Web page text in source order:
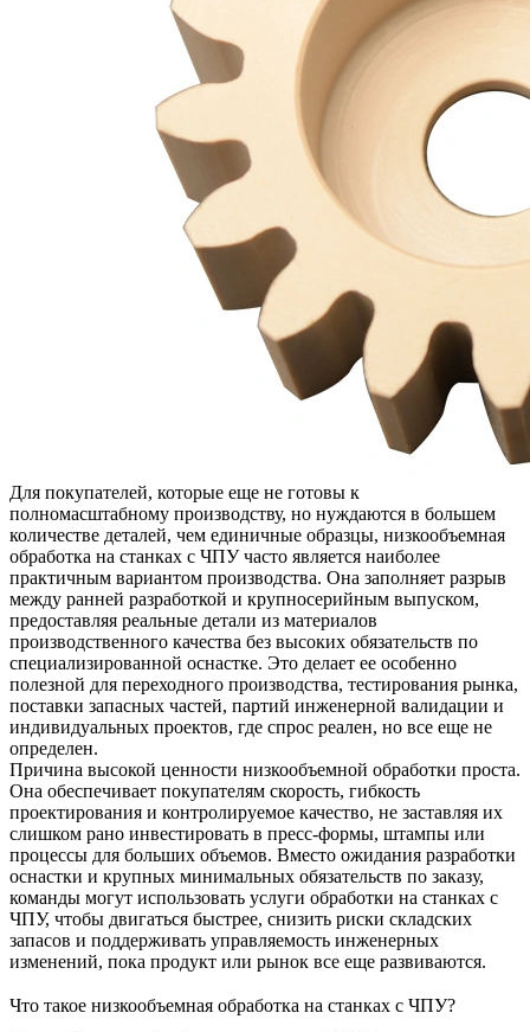
Для покупателей, которые еще не готовы к
полномасштабному производству, но нуждаются в большем
количестве деталей, чем единичные образцы, низкообъемная
обработка на станках с ЧПУчасто является наиболее
практичным вариантом производства. Она заполняет разрыв
между ранней разработкой и крупносерийным выпуском,
предоставляя реальные детали из материалов
производственного качества без высоких обязательств по
специализированной оснастке. Это делает ее особенно
полезной для переходного производства, тестирования рынка,
поставки запасных частей, партий инженерной валидации и
индивидуальных проектов, где спрос реален, но все еще не
определен.
Причина высокой ценности низкообъемной обработки проста.
Она обеспечивает покупателям скорость, гибкость
проектирования и контролируемое качество, не заставляя их
слишком рано инвестировать в пресс-формы, штампы или
процессы для больших объемов. Вместо ожидания разработки
оснастки и крупных минимальных обязательств по заказу,
команды могут использовать услуги обработки на станках с
ЧПУ, чтобы двигаться быстрее, снизить риски складских
запасов и поддерживать управляемость инженерных
изменений, пока продукт или рынок все еще развиваются.
Что такое низкообъемная обработка на станках с ЧПУ?